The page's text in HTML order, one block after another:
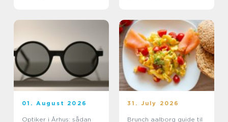
01. August 2026
Optiker i Århus: sådan
31. July 2026
Brunch aalborg guide til